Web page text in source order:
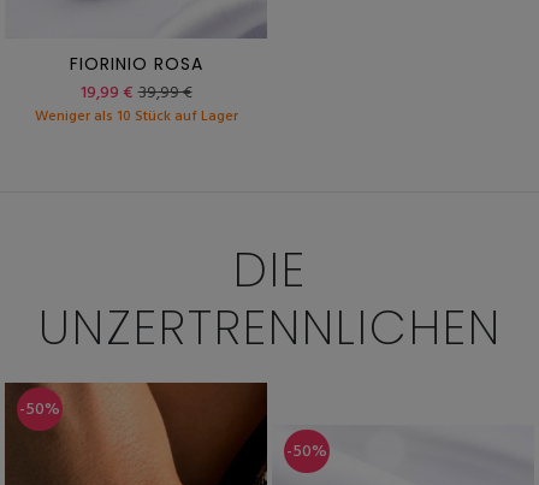
FIORINIO ROSA
19,99 €39,99 €
Weniger als 10 Stück auf Lager
DIE
UNZERTRENNLICHEN
-50%
-50%